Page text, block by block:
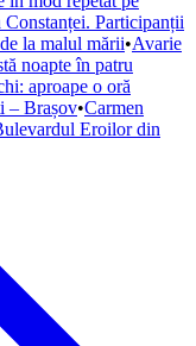
Participanții
la malul mării•Avarie
noapte în patru
aproape o oră
– Brașov•Carmen
Eroilor din